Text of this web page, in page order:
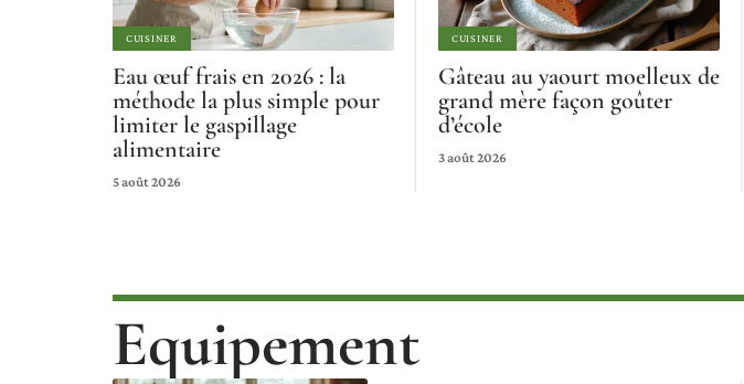
CUISINER
Eau œuf frais en 2026 : la
méthode la plus simple pour
limiter le gaspillage
alimentaire
5 août 2026
CUISINER
Gâteau au yaourt moelleux de
grand mère façon goûter
d’école
3 août 2026
Equipement